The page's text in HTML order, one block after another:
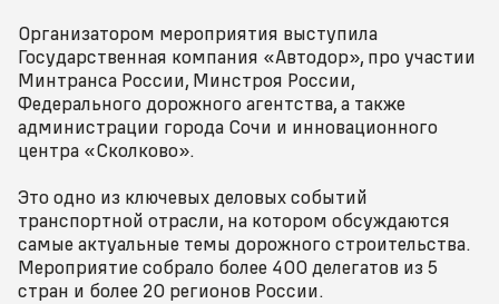
Организатором мероприятия выступила
Государственная компания «Автодор», про участии
Минтранса России, Минстроя России,
Федерального дорожного агентства, а также
администрации города Сочи и инновационного
центра «Сколково».
Это одно из ключевых деловых событий
транспортной отрасли, на котором обсуждаются
самые актуальные темы дорожного строительства.
Мероприятие собрало более 400 делегатов из 5
стран и более 20 регионов России.